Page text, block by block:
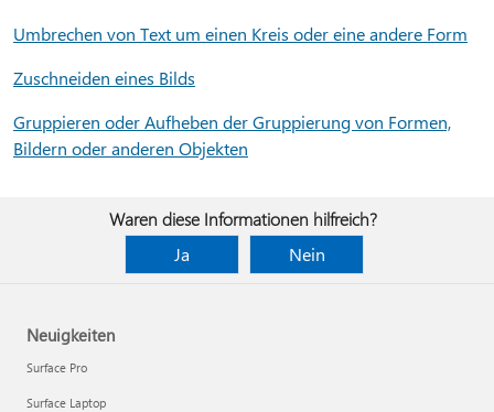
Umbrechen von Text um einen Kreis oder eine andere Form
Zuschneiden eines Bilds
Gruppieren oder Aufheben der Gruppierung von Formen,
Bildern oder anderen Objekten
Waren diese Informationen hilfreich?
Ja
Nein
Neuigkeiten
Surface Pro
Surface Laptop